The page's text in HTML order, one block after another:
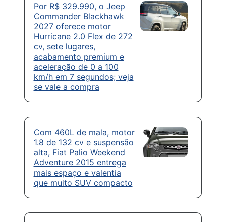
Por R$ 329.990, o Jeep
Commander Blackhawk
2027 oferece motor
Hurricane 2.0 Flex de 272
cv, sete lugares,
acabamento premium e
aceleração de 0 a 100
km/h em 7 segundos; veja
se vale a compra
Com 460L de mala, motor
1.8 de 132 cv e suspensão
alta, Fiat Palio Weekend
Adventure 2015 entrega
mais espaço e valentia
que muito SUV compacto